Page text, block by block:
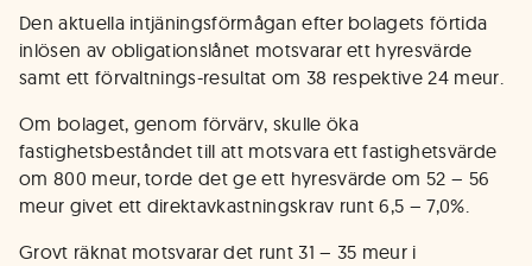
Den aktuella intjäningsförmågan efter bolagets förtida
inlösen av obligationslånet motsvarar ett hyresvärde
samt ett förvaltnings-resultat om 38 respektive 24 meur.
Om bolaget, genom förvärv, skulle öka
fastighetsbeståndet till att motsvara ett fastighetsvärde
om 800 meur, torde det ge ett hyresvärde om 52 – 56
meur givet ett direktavkastningskrav runt 6,5 – 7,0%.
Grovt räknat motsvarar det runt 31 – 35 meur i